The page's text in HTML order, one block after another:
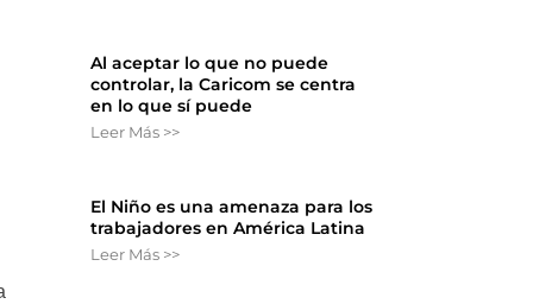
Al aceptar lo que no puede
controlar, la Caricom se centra
en lo que sí puede
Leer Más >>
El Niño es una amenaza para los
trabajadores en América Latina
Leer Más >>